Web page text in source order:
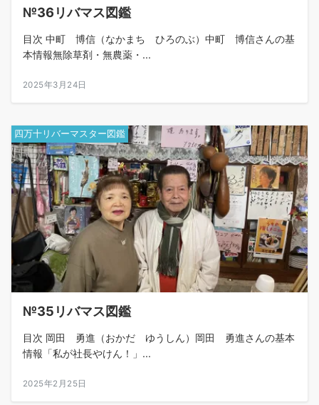
№36リバマス図鑑
目次 中町 博信（なかまち ひろのぶ）中町 博信さんの基
本情報無除草剤・無農薬・...
2025年3月24日
四万十リバーマスター図鑑
№35リバマス図鑑
目次 岡田 勇進（おかだ ゆうしん）岡田 勇進さんの基本
情報「私が社長やけん！」...
2025年2月25日